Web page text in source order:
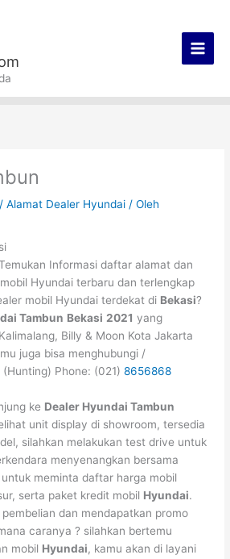
/Alamat Dealer Hyundai / Oleh
Informasi daftar alamat dan
Hyundai terbaru dan terlengkap
mobil Hyundai terdekat di Bekasi?
Tambun Bekasi 2021 yang
Billy & Moon Kota Jakarta
juga bisa menghubungi /
(Hunting) Phone: (021)8656868
ke Dealer Hyundai Tambun
unit display di showroom, tersedia
silahkan melakukan test drive untuk
menyenangkan bersama
untuk meminta daftar harga mobil
serta paket kredit mobil Hyundai.
dan mendapatkan promo
caranya ? silahkan bertemu
mobil Hyundai, kamu akan di layani